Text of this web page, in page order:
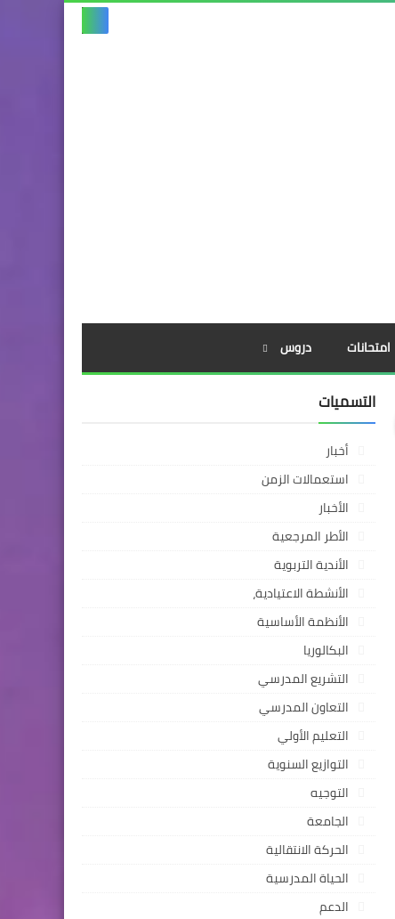
امتحانات دروس
التسميات
أخبار
استعمالات الزمن
الأخبار
الأطر المرجعية
الأندية التربوية
الأنشطة الاعتيادية،
الأنظمة الأساسية
البكالوريا
التشريع المدرسي
التعاون المدرسي
التعليم الأولي
التوازيع السنوية
التوجيه
الجامعة
الحركة الانتقالية
الحياة المدرسية
الدعم